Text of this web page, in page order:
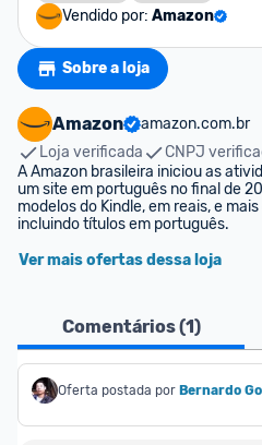
Vendido por: Amazon
Sobre a loja
Amazon
amazon.com.br
Loja verificada
CNPJ
A Amazon brasileira iniciou as
um site em português no final de
modelos do Kindle, em reais, e
incluindo títulos em português.
Ver mais ofertas dessa loja
Comentários (1)
Oferta postada por Bernardo